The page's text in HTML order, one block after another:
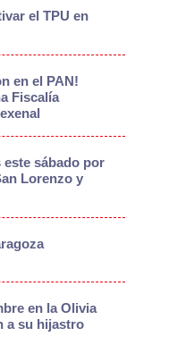
el TPU en
en el PAN!
Fiscalía
este sábado por
Lorenzo y
en la Olivia
a su hijastro